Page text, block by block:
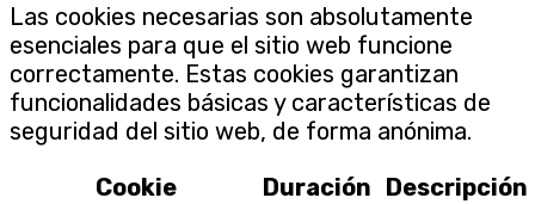
Las cookies necesarias son absolutamente
esenciales para que el sitio web funcione
correctamente. Estas cookies garantizan
funcionalidades básicas y características de
seguridad del sitio web, de forma anónima.
Cookie
Duración Descripción